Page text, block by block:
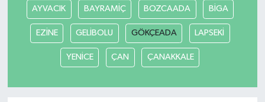
AYVACIK BAYRAMİÇ BOZCAADA BİGA
EZİNE GELİBOLU GÖKÇEADA LAPSEKİ
YENİCE ÇAN ÇANAKKALE